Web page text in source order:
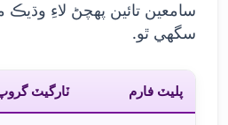
سامعين تائين پهچڻ لاءِ
سگهي ٿو.
پليٽ فارم ٽارگيٽ